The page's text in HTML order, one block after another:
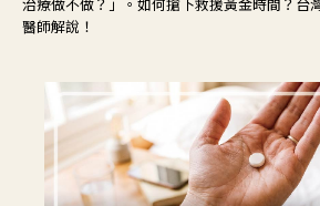
醫師解說！